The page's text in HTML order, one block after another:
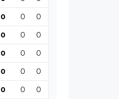
0 0 0
0 0 0
0 0 0
0 0 0
0 0 0